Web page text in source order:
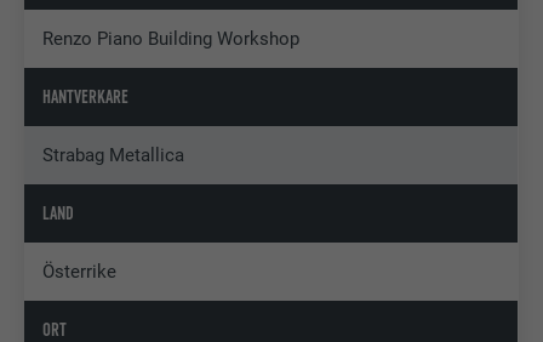
Renzo Piano Building Workshop
HANTVERKARE
Strabag Metallica
LAND
Österrike
ORT